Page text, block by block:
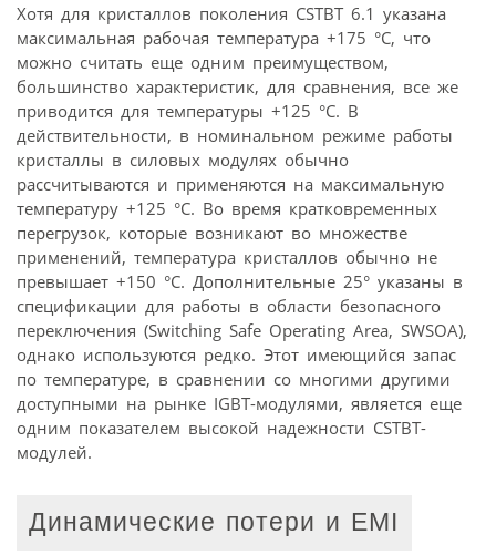
Хотя для кристаллов поколения CSTBT 6.1 указана
максимальная рабочая температура +175 °C, что
можно считать еще одним преимуществом,
большинство характеристик, для сравнения, все же
приводится для температуры +125 °C. В
действительности, в номинальном режиме работы
кристаллы в силовых модулях обычно
рассчитываются и применяются на максимальную
температуру +125 °C. Во время кратковременных
перегрузок, которые возникают во множестве
применений, температура кристаллов обычно не
превышает +150 °C. Дополнительные 25° указаны в
спецификации для работы в области безопасного
переключения (Switching Safe Operating Area, SWSOA),
однако используются редко. Этот имеющийся запас
по температуре, в сравнении со многими другими
доступными на рынке IGBT-модулями, является еще
одним показателем высокой надежности CSTBT-
модулей.
Динамические потери и EMI